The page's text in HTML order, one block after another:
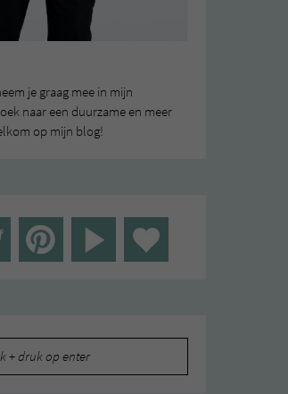
je graag mee in mijn
naar een duurzame en meer
op mijn blog!